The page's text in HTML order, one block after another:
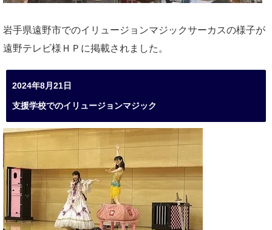
岩手県遠野市でのイリュージョンマジックサーカスの様子が
遠野テレビ様ＨＰに掲載されました。
2024年8月21日
支援学校でのイリュージョンマジック